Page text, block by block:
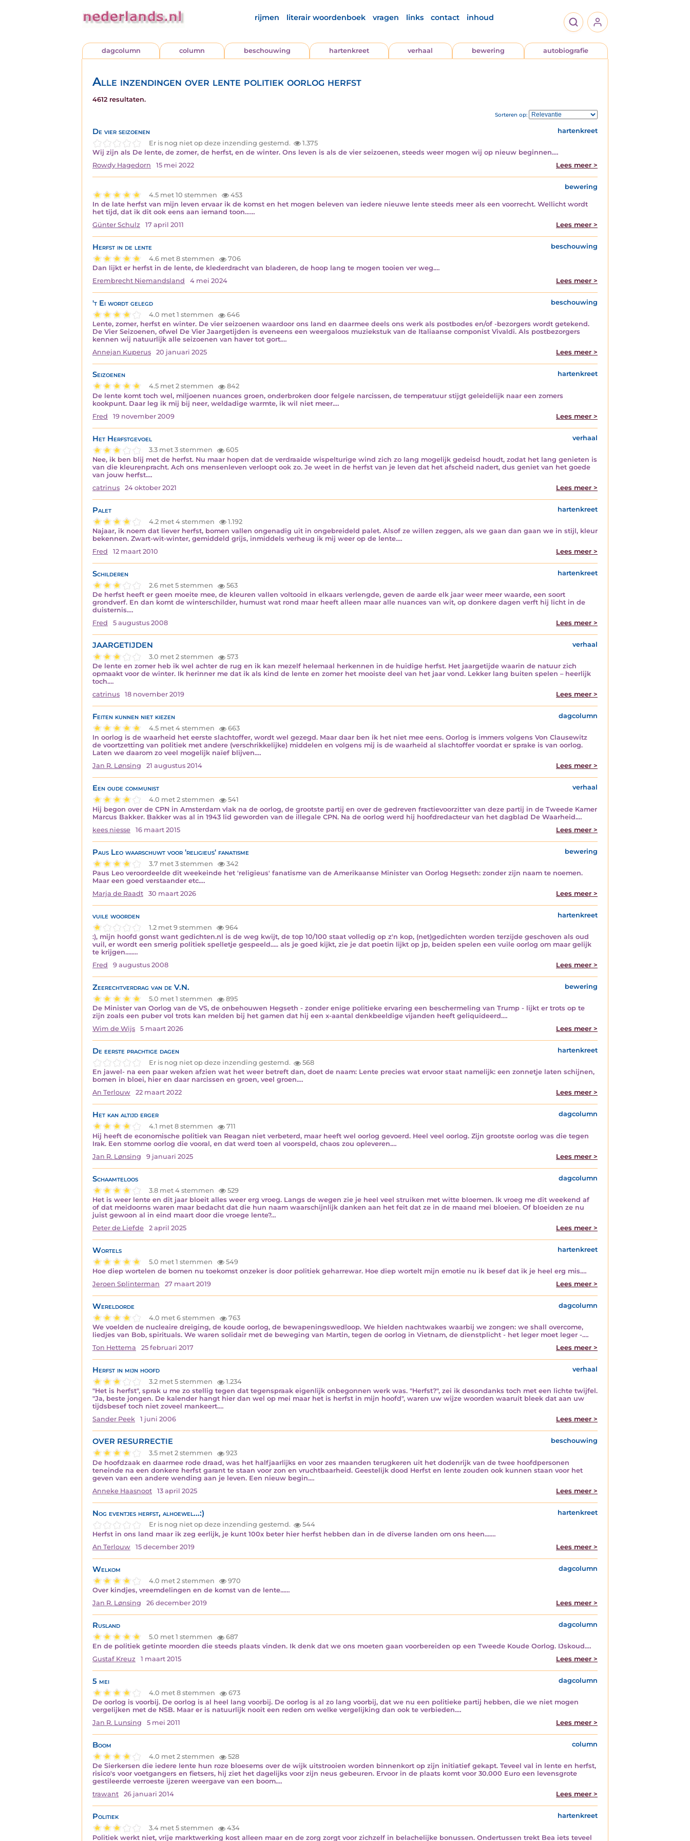
rijmen literair woordenboek vragen links contact inhoud
dagcolumn column beschouwing hartenkreet verhaal bewering autobiografie
Alle inzendingen over lente politiek oorlog herfst
4612 resultaten.
Sorteren op:
De vier seizoenen
hartenkreet
Er is nog niet op deze inzending gestemd.
1.375
Wij zijn als De lente, de zomer, de herfst, en de winter. Ons leven is als de vier seizoenen, steeds weer mogen wij op nieuw beginnen.…
Rowdy Hagedorn
15 mei 2022 Lees meer >
bewering
4.5 met 10 stemmen
453
In de late herfst van mijn leven ervaar ik de komst en het mogen beleven van iedere nieuwe lente steeds meer als een voorrecht. Wellicht wordt
het tijd, dat ik dit ook eens aan iemand toon……
Günter Schulz
17 april 2011 Lees meer >
Herfst in de lente
beschouwing
4.6 met 8 stemmen
706
Dan lijkt er herfst in de lente, de klederdracht van bladeren, de hoop lang te mogen tooien ver weg.…
Erembrecht Niemandsland
4 mei 2024 Lees meer >
't Ei wordt gelegd
beschouwing
4.0 met 1 stemmen
646
Lente, zomer, herfst en winter. De vier seizoenen waardoor ons land en daarmee deels ons werk als postbodes en/of -bezorgers wordt getekend.
De Vier Seizoenen, ofwel De Vier Jaargetijden is eveneens een weergaloos muziekstuk van de Italiaanse componist Vivaldi. Als postbezorgers
kennen wij natuurlijk alle seizoenen van haver tot gort.…
Annejan Kuperus
20 januari 2025 Lees meer >
Seizoenen
hartenkreet
4.5 met 2 stemmen
842
De lente komt toch wel, miljoenen nuances groen, onderbroken door felgele narcissen, de temperatuur stijgt geleidelijk naar een zomers
kookpunt. Daar leg ik mij bij neer, weldadige warmte, ik wil niet meer.…
Fred
19 november 2009 Lees meer >
Het Herfstgevoel
verhaal
3.3 met 3 stemmen
605
Nee, ik ben blij met de herfst. Nu maar hopen dat de verdraaide wispelturige wind zich zo lang mogelijk gedeisd houdt, zodat het lang genieten is
van die kleurenpracht. Ach ons mensenleven verloopt ook zo. Je weet in de herfst van je leven dat het afscheid nadert, dus geniet van het goede
van jouw herfst.…
catrinus
24 oktober 2021 Lees meer >
Palet
hartenkreet
4.2 met 4 stemmen
1.192
Najaar, ik noem dat liever herfst, bomen vallen ongenadig uit in ongebreideld palet. Alsof ze willen zeggen, als we gaan dan gaan we in stijl, kleur
bekennen. Zwart-wit-winter, gemiddeld grijs, inmiddels verheug ik mij weer op de lente.…
Fred
12 maart 2010 Lees meer >
Schilderen
hartenkreet
2.6 met 5 stemmen
563
De herfst heeft er geen moeite mee, de kleuren vallen voltooid in elkaars verlengde, geven de aarde elk jaar weer meer waarde, een soort
grondverf. En dan komt de winterschilder, humust wat rond maar heeft alleen maar alle nuances van wit, op donkere dagen verft hij licht in de
duisternis.…
Fred
5 augustus 2008 Lees meer >
JAARGETIJDEN
verhaal
3.0 met 2 stemmen
573
De lente en zomer heb ik wel achter de rug en ik kan mezelf helemaal herkennen in de huidige herfst. Het jaargetijde waarin de natuur zich
opmaakt voor de winter. Ik herinner me dat ik als kind de lente en zomer het mooiste deel van het jaar vond. Lekker lang buiten spelen – heerlijk
toch.…
catrinus
18 november 2019 Lees meer >
Feiten kunnen niet kiezen
dagcolumn
4.5 met 4 stemmen
663
In oorlog is de waarheid het eerste slachtoffer, wordt wel gezegd. Maar daar ben ik het niet mee eens. Oorlog is immers volgens Von Clausewitz
de voortzetting van politiek met andere (verschrikkelijke) middelen en volgens mij is de waarheid al slachtoffer voordat er sprake is van oorlog.
Laten we daarom zo veel mogelijk naïef blijven.…
Jan R. Lønsing
21 augustus 2014 Lees meer >
Een oude communist
verhaal
4.0 met 2 stemmen
541
Hij begon over de CPN in Amsterdam vlak na de oorlog, de grootste partij en over de gedreven fractievoorzitter van deze partij in de Tweede Kamer
Marcus Bakker. Bakker was al in 1943 lid geworden van de illegale CPN. Na de oorlog werd hij hoofdredacteur van het dagblad De Waarheid.…
kees niesse
16 maart 2015 Lees meer >
Paus Leo waarschuwt voor 'religieus' fanatisme
bewering
3.7 met 3 stemmen
342
Paus Leo veroordeelde dit weekeinde het 'religieus' fanatisme van de Amerikaanse Minister van Oorlog Hegseth: zonder zijn naam te noemen.
Maar een goed verstaander etc.…
Marja de Raadt
30 maart 2026 Lees meer >
vuile woorden
hartenkreet
1.2 met 9 stemmen
964
:), mijn hoofd gonst want gedichten.nl is de weg kwijt, de top 10/100 staat volledig op z'n kop, (net)gedichten worden terzijde geschoven als oud
vuil, er wordt een smerig politiek spelletje gespeeld..... als je goed kijkt, zie je dat poetin lijkt op jp, beiden spelen een vuile oorlog om maar gelijk
te krijgen.....…
Fred
9 augustus 2008 Lees meer >
Zeerechtverdrag van de V.N.
bewering
5.0 met 1 stemmen
895
De Minister van Oorlog van de VS, de onbehouwen Hegseth - zonder enige politieke ervaring een beschermeling van Trump - lijkt er trots op te
zijn zoals een puber vol trots kan melden bij het gamen dat hij een x-aantal denkbeeldige vijanden heeft geliquideerd.…
Wim de Wijs
5 maart 2026 Lees meer >
De eerste prachtige dagen
hartenkreet
Er is nog niet op deze inzending gestemd.
568
En jawel- na een paar weken afzien wat het weer betreft dan, doet de naam: Lente precies wat ervoor staat namelijk: een zonnetje laten schijnen,
bomen in bloei, hier en daar narcissen en groen, veel groen.…
An Terlouw
22 maart 2022 Lees meer >
Het kan altijd erger
dagcolumn
4.1 met 8 stemmen
711
Hij heeft de economische politiek van Reagan niet verbeterd, maar heeft wel oorlog gevoerd. Heel veel oorlog. Zijn grootste oorlog was die tegen
Irak. Een stomme oorlog die vooral, en dat werd toen al voorspeld, chaos zou opleveren.…
Jan R. Lønsing
9 januari 2025 Lees meer >
Schaamteloos
dagcolumn
3.8 met 4 stemmen
529
Het is weer lente en dit jaar bloeit alles weer erg vroeg. Langs de wegen zie je heel veel struiken met witte bloemen. Ik vroeg me dit weekend af
of dat meidoorns waren maar bedacht dat die hun naam waarschijnlijk danken aan het feit dat ze in de maand mei bloeien. Of bloeiden ze nu
juist gewoon al in eind maart door die vroege lente?…
Peter de Liefde
2 april 2025 Lees meer >
Wortels
hartenkreet
5.0 met 1 stemmen
549
Hoe diep wortelen de bomen nu toekomst onzeker is door politiek geharrewar. Hoe diep wortelt mijn emotie nu ik besef dat ik je heel erg mis.…
Jeroen Splinterman
27 maart 2019 Lees meer >
Wereldorde
dagcolumn
4.0 met 6 stemmen
763
We voelden de nucleaire dreiging, de koude oorlog, de bewapeningswedloop. We hielden nachtwakes waarbij we zongen: we shall overcome,
liedjes van Bob, spirituals. We waren solidair met de beweging van Martin, tegen de oorlog in Vietnam, de dienstplicht - het leger moet leger -.…
Ton Hettema
25 februari 2017 Lees meer >
Herfst in mijn hoofd
verhaal
3.2 met 5 stemmen
1.234
"Het is herfst", sprak u me zo stellig tegen dat tegenspraak eigenlijk onbegonnen werk was. "Herfst?", zei ik desondanks toch met een lichte twijfel.
"Ja, beste jongen. De kalender hangt hier dan wel op mei maar het is herfst in mijn hoofd", waren uw wijze woorden waaruit bleek dat aan uw
tijdsbesef toch niet zoveel mankeert.…
Sander Peek
1 juni 2006 Lees meer >
OVER RESURRECTIE
beschouwing
3.5 met 2 stemmen
923
De hoofdzaak en daarmee rode draad, was het halfjaarlijks en voor zes maanden terugkeren uit het dodenrijk van de twee hoofdpersonen
teneinde na een donkere herfst garant te staan voor zon en vruchtbaarheid. Geestelijk dood Herfst en lente zouden ook kunnen staan voor het
geven van een andere wending aan je leven. Een nieuw begin.…
Anneke Haasnoot
13 april 2025 Lees meer >
Nog eventjes herfst, alhoewel...:)
hartenkreet
Er is nog niet op deze inzending gestemd.
544
Herfst in ons land maar ik zeg eerlijk, je kunt 100x beter hier herfst hebben dan in de diverse landen om ons heen....…
An Terlouw
15 december 2019 Lees meer >
Welkom
dagcolumn
4.0 met 2 stemmen
970
Over kindjes, vreemdelingen en de komst van de lente...…
Jan R. Lønsing
26 december 2019 Lees meer >
Rusland
dagcolumn
5.0 met 1 stemmen
687
En de politiek getinte moorden die steeds plaats vinden. Ik denk dat we ons moeten gaan voorbereiden op een Tweede Koude Oorlog. IJskoud.…
Gustaf Kreuz
1 maart 2015 Lees meer >
5 mei
dagcolumn
4.0 met 8 stemmen
673
De oorlog is voorbij. De oorlog is al heel lang voorbij. De oorlog is al zo lang voorbij, dat we nu een politieke partij hebben, die we niet mogen
vergelijken met de NSB. Maar er is natuurlijk nooit een reden om welke vergelijking dan ook te verbieden.…
Jan R. Lunsing
5 mei 2011 Lees meer >
Boom
column
4.0 met 2 stemmen
528
De Sierkersen die iedere lente hun roze bloesems over de wijk uitstrooien worden binnenkort op zijn initiatief gekapt. Teveel val in lente en herfst,
risico's voor voetgangers en fietsers, hij ziet het dagelijks voor zijn neus gebeuren. Ervoor in de plaats komt voor 30.000 Euro een levensgrote
gestileerde verroeste ijzeren weergave van een boom.…
trawant
26 januari 2014 Lees meer >
Politiek
hartenkreet
3.4 met 5 stemmen
434
Politiek werkt niet, vrije marktwerking kost alleen maar en de zorg zorgt voor zichzelf in belachelijke bonussen. Ondertussen trekt Bea iets teveel